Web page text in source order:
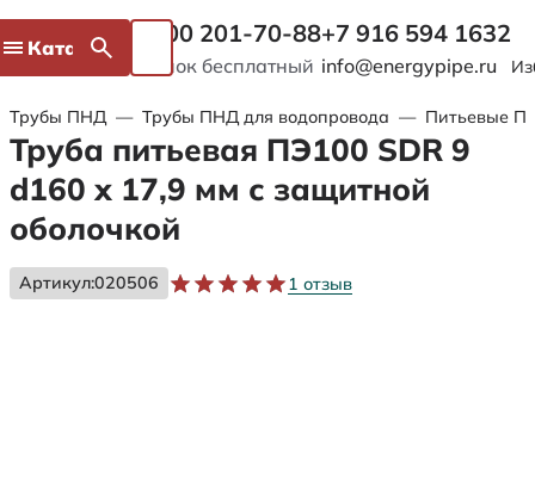
Каталог 8 800 201-70-88
Звонок бесплатный
+7 916 594 1632
info@energypipe.ru
Трубы ПНД — Трубы ПНД для водопровода — Питьевые
Труба питьевая ПЭ100 SDR 9
d160 х 17,9 мм с защитной
оболочкой
Артикул:020506 1 отзыв